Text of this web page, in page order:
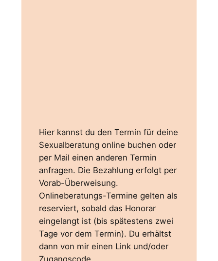
Hier kannst du den Termin für deine
Sexualberatung online buchen oder
per Mail einen anderen Termin
anfragen. Die Bezahlung erfolgt per
Vorab-Überweisung.
Onlineberatungs-Termine gelten als
reserviert, sobald das Honorar
eingelangt ist (bis spätestens zwei
Tage vor dem Termin). Du erhältst
dann von mir einen Link und/oder